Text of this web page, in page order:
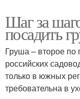
Шаг за
посадить
Груша – второе по
российских
только в южных
требовательна в